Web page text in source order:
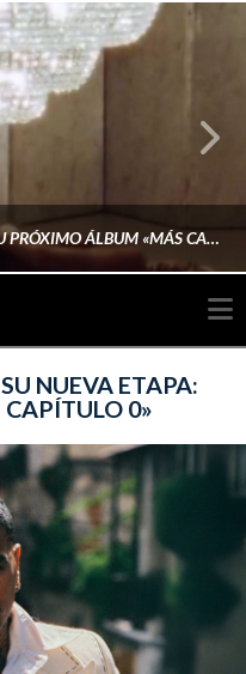
BAD GYAL ANUNCIA LA FECHA DE SU PRÓXIMO ÁLBUM «MÁS CARA»
NUEVA ETAPA:
CAPÍTULO 0»